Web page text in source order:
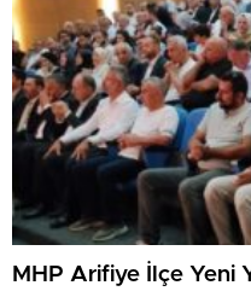
MHP Arifiye İlçe Yeni